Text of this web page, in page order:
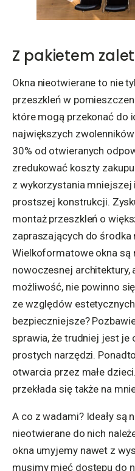
Z pakietem zalet
Okna nieotwierane to nie
przeszkleń w
które mogą przekonać do
największych
30% od otwieranych
zredukować koszty
z wykorzystania mniejszej
prostszej konstrukcji.
montaż przeszkleń o
zapraszających do środka
Wielkoformatowe okna są
nowoczesnej architektury,
możliwość, nie powinno
ze względów
bezpieczniejsze?
sprawia, że trudniej jest
prostych narzędzi.
otwarcia przez małe
przekłada się także na
A co z wadami? Ideały są
nieotwierane do nich
okna umyjemy nawet z
musimy mieć dostępu do